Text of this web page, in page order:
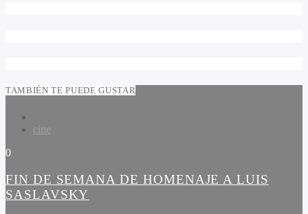
TAMBIÉN TE PUEDE GUSTAR
cine
0
FIN DE SEMANA DE HOMENAJE A LUIS
SASLAVSKY